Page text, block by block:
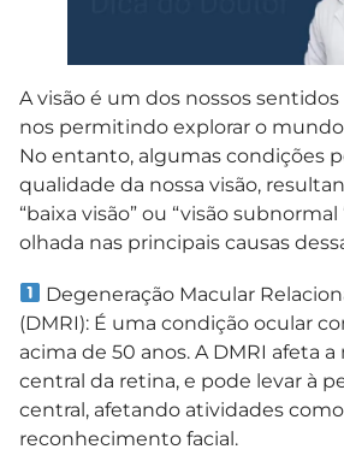
A visão é um dos nossos
nos permitindo explorar o
No entanto, algumas condições
qualidade da nossa visão,
“baixa visão” ou “visão subnormal
olhada nas principais causas
Degeneração Macular
(DMRI): É uma condição ocular
acima de 50 anos. A DMRI afeta a
central da retina, e pode levar à
central, afetando atividades
reconhecimento facial.